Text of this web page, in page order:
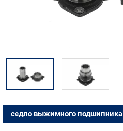
седло выжимного подшипника